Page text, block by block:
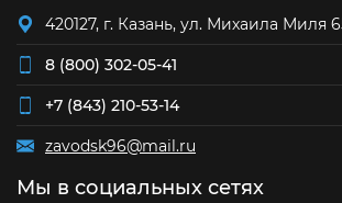
420127, г. Казань, ул. Михаила Миля
8 (800) 302-05-41
+7 (843) 210-53-14
zavodsk96@mail.ru
Мы в социальных сетях